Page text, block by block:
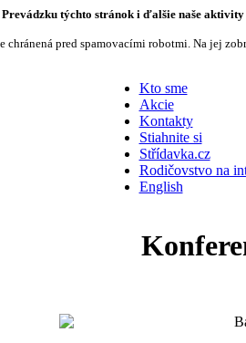
Prevádzku týchto stránok i ďalšie naše aktivity
chránená pred spamovacími robotmi. Na jej
Kto sme
Akcie
Kontakty
Stiahnite si
Střídavka.cz
Rodičovstvo na
English